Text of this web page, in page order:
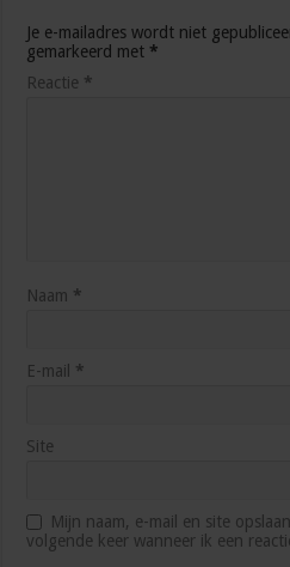
Je e-mailadres wordt niet
gemarkeerd met *
Reactie *
Naam *
E-mail *
Site
Mijn naam, e-mail en site
volgende keer wanneer ik een